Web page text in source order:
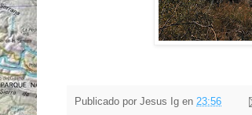
Publicado por Jesus Ig en 23:56